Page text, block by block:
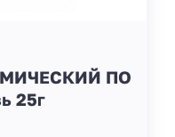
ПО
25г